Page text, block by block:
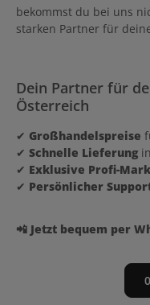
bekommst du bei uns
starken Partner für
Dein Partner für
Österreich
✔ Großhandelspreise
✔ Schnelle Lieferung
✔ Exklusive Profi-
✔ Persönlicher
📲 Jetzt bequem per